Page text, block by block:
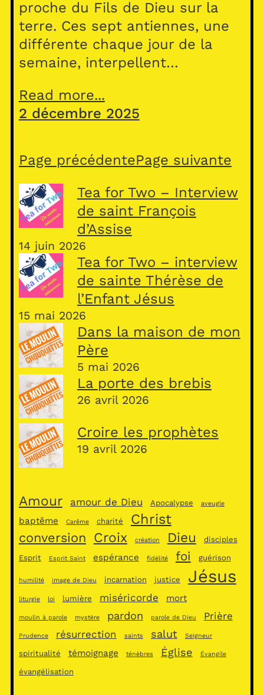
proche du Fils de Dieu sur la
terre. Ces sept antiennes, une
différente chaque jour de la
semaine, interpellent…
Read more...
2 décembre 2025
Page précédentePage suivante
Tea for Two – Interview
de saint François
d’Assise
14 juin 2026
Tea for Two – interview
de sainte Thérèse de
l’Enfant Jésus
15 mai 2026
Dans la maison de mon
Père
5 mai 2026
La porte des brebis
26 avril 2026
Croire les prophètes
19 avril 2026
Amour amour de Dieu Apocalypse aveugle
baptême Carême charité Christ
conversion Croix création Dieu disciples
Esprit Esprit Saint espérance fidélité foi guérison
humilité image de Dieu incarnation justice Jésus
liturgie loi lumière miséricorde mort
moulin à parole mystère pardon parole de Dieu Prière
Prudence résurrection saints salut Seigneur
spiritualité témoignage ténèbres Église Évangile
évangélisation